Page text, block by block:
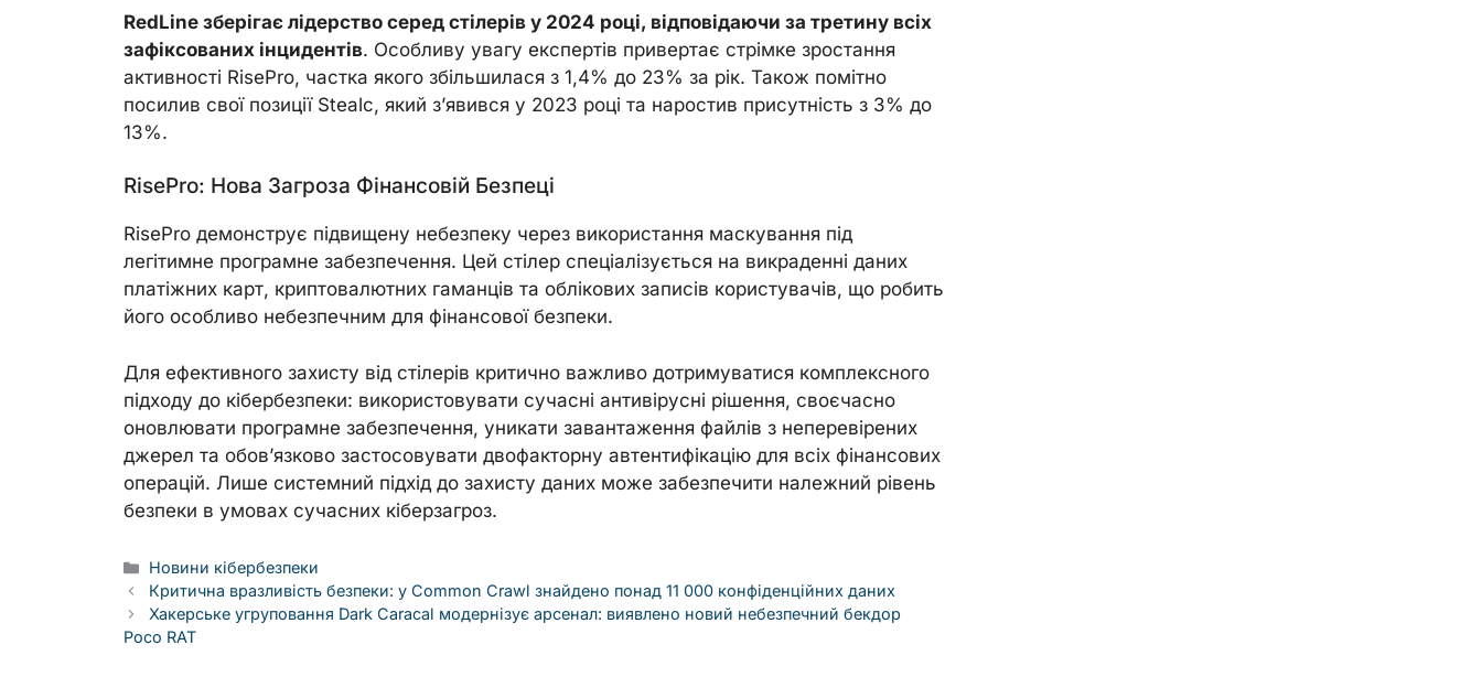
RedLine зберігає лідерство серед стілерів у 2024 році, відповідаючи за третину всіх
зафіксованих інцидентів. Особливу увагу експертів привертає стрімке зростання
активності RisePro, частка якого збільшилася з 1,4% до 23% за рік. Також помітно
посилив свої позиції Stealc, який з’явився у 2023 році та наростив присутність з 3% до
13%.
RisePro: Нова Загроза Фінансовій Безпеці
RisePro демонструє підвищену небезпеку через використання маскування під
легітимне програмне забезпечення. Цей стілер спеціалізується на викраденні даних
платіжних карт, криптовалютних гаманців та облікових записів користувачів, що робить
його особливо небезпечним для фінансової безпеки.
Для ефективного захисту від стілерів критично важливо дотримуватися комплексного
підходу до кібербезпеки: використовувати сучасні антивірусні рішення, своєчасно
оновлювати програмне забезпечення, уникати завантаження файлів з неперевірених
джерел та обов’язково застосовувати двофакторну автентифікацію для всіх фінансових
операцій. Лише системний підхід до захисту даних може забезпечити належний рівень
безпеки в умовах сучасних кіберзагроз.
Categories
Новини кібербезпеки
Критична вразливість безпеки: у Common Crawl знайдено понад 11 000 конфіденційних даних
Хакерське угруповання Dark Caracal модернізує арсенал: виявлено новий небезпечний бекдор
Poco RAT